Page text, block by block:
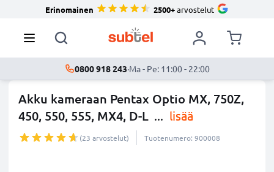
Erinomainen 2500+arvostelut
0800 918 243·Ma - Pe: 11:00 - 22:00
Akku kameraan Pentax Optio MX, 750Z,
450, 550, 555, MX4, D-L ... lisää
(23 arvostelut) Tuotenumero: 900008